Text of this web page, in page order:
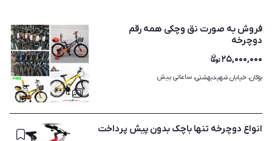
۳
فروش به صورت نق وچکی همه رقم
دوچرخه
۲۵,۰۰۰,۰۰۰
بوکان، خیابان شهیدبهشتی، ساعاتی پیش
انواع دوچرخه تنها باچک بدون پیش پرداخت